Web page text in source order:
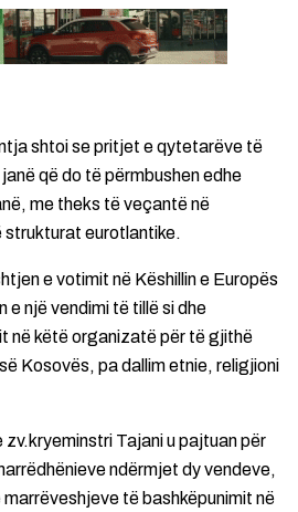
shtoi se pritjet e qytetarëve të
që do të përmbushen edhe
me theks të veçantë në
strukturat eurotlantike.
e votimit në Këshillin e Europës
e një vendimi të tillë si dhe
në këtë organizatë për të gjithë
Kosovës, pa dallim etnie, religjioni
Tajani u pajtuan për
ndërmjet dy vendeve,
marrëveshjeve të bashkëpunimit në